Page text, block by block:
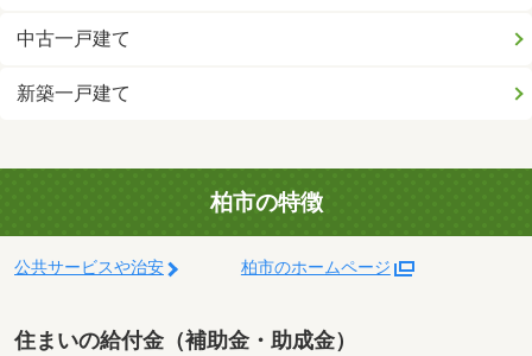
中古一戸建て
新築一戸建て
柏市の特徴
公共サービスや治安 柏市のホームページ
住まいの給付金（補助金・助成金）